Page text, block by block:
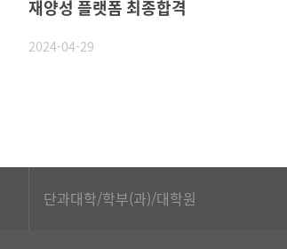
재양성 플랫폼 최종합격
2024-04-29
단과대학/학부(과)/대학원